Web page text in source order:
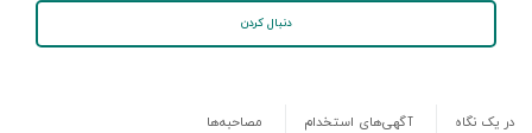
دنبال کردن
در یک نگاه آگهی‌های استخدام مصاحبه‌ها